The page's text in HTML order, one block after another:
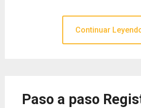
Continuar
Paso a paso